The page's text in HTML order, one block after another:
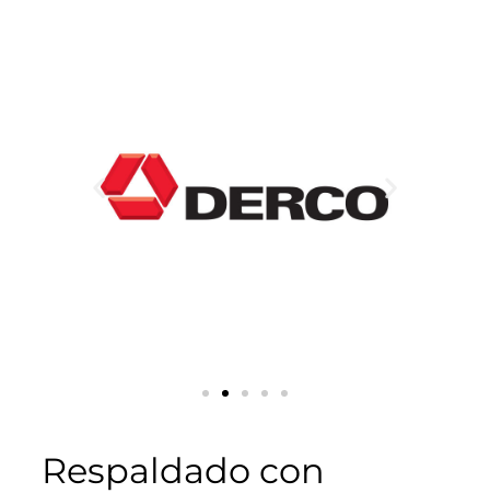
Respaldado con